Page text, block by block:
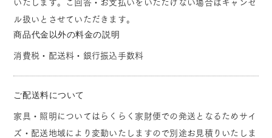
いたします。ご回答・お支払いをいただけない場合はキャンセ
ル扱いとさせていただきます。
商品代金以外の料金の説明
消費税・配送料・銀行振込手数料
ご配送料について
家具・照明についてはらくらく家財便での発送となるためサイ
ズ・配送地域により変動いたしますので別途お見積りいたしま